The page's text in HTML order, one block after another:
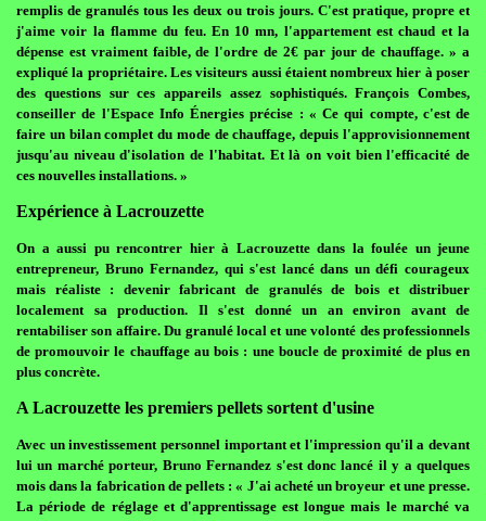
remplis de granulés tous les deux ou trois jours. C'est pratique, propre et
j'aime voir la flamme du feu. En 10 mn, l'appartement est chaud et la
dépense est vraiment faible, de l'ordre de 2€ par jour de chauffage. » a
expliqué la propriétaire. Les visiteurs aussi étaient nombreux hier à poser
des questions sur ces appareils assez sophistiqués. François Combes,
conseiller de l'Espace Info Énergies précise : « Ce qui compte, c'est de
faire un bilan complet du mode de chauffage, depuis l'approvisionnement
jusqu'au niveau d'isolation de l'habitat. Et là on voit bien l'efficacité de
ces nouvelles installations. »
Expérience à Lacrouzette
On a aussi pu rencontrer hier à Lacrouzette dans la foulée un jeune
entrepreneur, Bruno Fernandez, qui s'est lancé dans un défi courageux
mais réaliste : devenir fabricant de granulés de bois et distribuer
localement sa production. Il s'est donné un an environ avant de
rentabiliser son affaire. Du granulé local et une volonté des professionnels
de promouvoir le chauffage au bois : une boucle de proximité de plus en
plus concrète.
A Lacrouzette les premiers pellets sortent d'usine
Avec un investissement personnel important et l'impression qu'il a devant
lui un marché porteur, Bruno Fernandez s'est donc lancé il y a quelques
mois dans la fabrication de pellets : « J'ai acheté un broyeur et une presse.
La période de réglage et d'apprentissage est longue mais le marché va